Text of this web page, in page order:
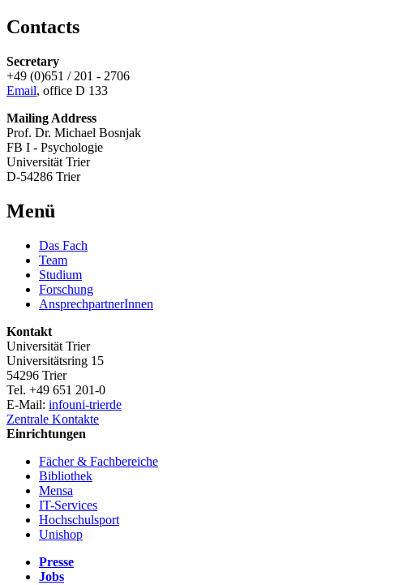
Contacts
Secretary
+49 (0)651 / 201 - 2706
Email, office D 133
Mailing Address
Prof. Dr. Michael Bosnjak
FB I - Psychologie
Universität Trier
D-54286 Trier
Menü
Das Fach
Team
Studium
Forschung
AnsprechpartnerInnen
Kontakt
Universität Trier
Universitätsring 15
54296 Trier
Tel. +49 651 201-0
E-Mail: infouni-trierde
Zentrale Kontakte
Einrichtungen
Fächer & Fachbereiche
Bibliothek
Mensa
IT-Services
Hochschulsport
Unishop
Presse
Jobs